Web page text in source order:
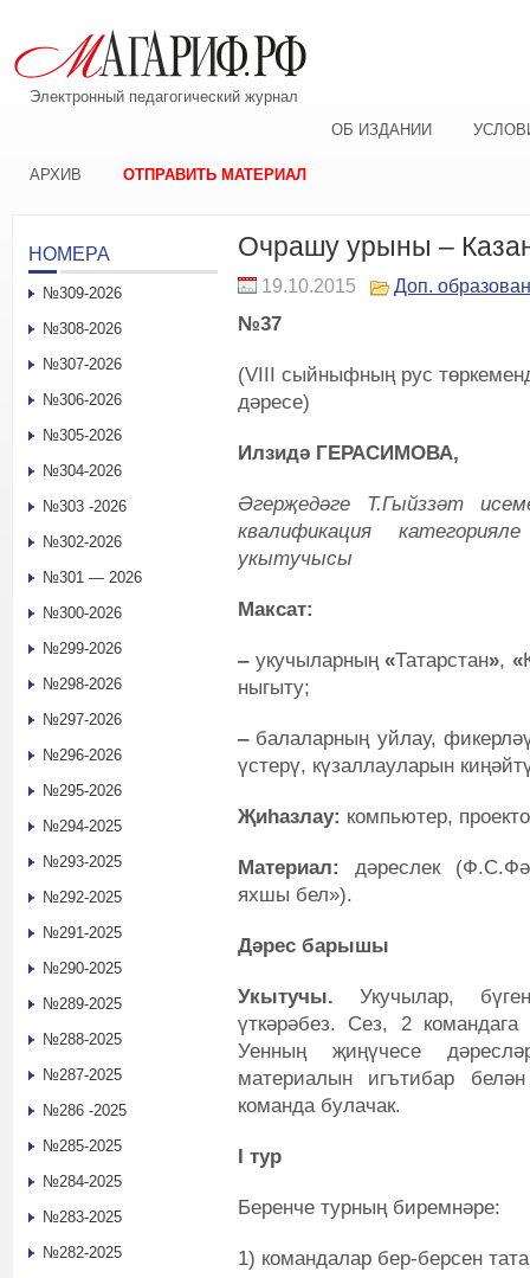
Электронный педагогический журнал
ОБ ИЗДАНИИ
АРХИВ ОТПРАВИТЬ МАТЕРИАЛ
Очрашу урыны ‒
19.10.2015 Доп.
№37
(VIII сыйныфның рус
дәресе)
Илзидә ГЕРАСИМОВА,
Әгерҗедәге Т.Гыйззәт
квалификация
укытучысы
Максат:
‒ укучыларның «Татарстан», «
ныгыту;
‒ балаларның уйлау,
үстерү, күзаллауларын
Җиһазлау: компьютер,
Материал:дәреслек
яхшы бел»).
Дәрес барышы
Укытучы. Укучылар,
үткәрәбез. Сез, 2
Уенның җиңүчесе
материалын игътибар
команда булачак.
I тур
Беренче турның биремнәре:
1) командалар бер-берсен
НОМЕРА
№309-2026
№308-2026
№307-2026
№306-2026
№305-2026
№304-2026
№303 -2026
№302-2026
№301 — 2026
№300-2026
№299-2026
№298-2026
№297-2026
№296-2026
№295-2026
№294-2025
№293-2025
№292-2025
№291-2025
№290-2025
№289-2025
№288-2025
№287-2025
№286 -2025
№285-2025
№284-2025
№283-2025
№282-2025